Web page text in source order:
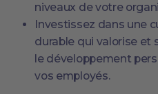
niveaux de votre
Investissez dans une
durable qui valorise
le développement
vos employés.